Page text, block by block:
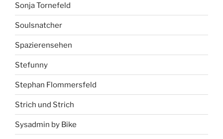
Sonja Tornefeld
Soulsnatcher
Spazierensehen
Stefunny
Stephan Flommersfeld
Strich und Strich
Sysadmin by Bike